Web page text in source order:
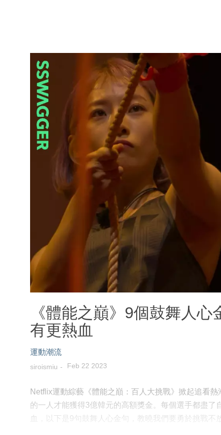
《體能之巔》9個鼓舞人
有更熱血
運動潮流
siroismiu Feb 22 2023
Netflix運動綜藝《體能之巔：百人大挑戰》掀起追看
的一人才能獲得3億韓元的高額獎金。每個選手都盡
血，以下是9句鼓舞人心金句，教曉我們要勇於挑戰不